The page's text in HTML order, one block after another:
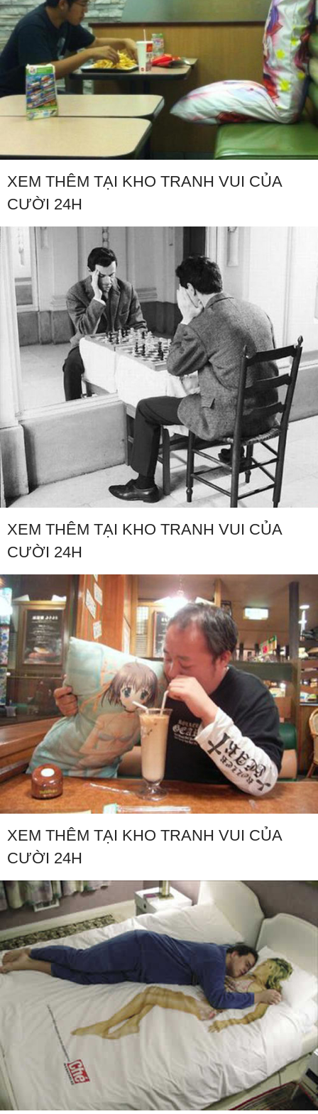
XEM THÊM TẠI KHO TRANH VUI CỦA
CƯỜI 24H
XEM THÊM TẠI KHO TRANH VUI CỦA
CƯỜI 24H
XEM THÊM TẠI KHO TRANH VUI CỦA
CƯỜI 24H